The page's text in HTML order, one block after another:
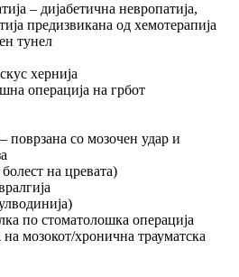
– дијабетична невропатија,
предизвикана од хемотерапија
тунел
хернија
операција на грбот
поврзана со мозочен удар и
на цревата)
по стоматолошка операција
мозокот/хронична трауматска